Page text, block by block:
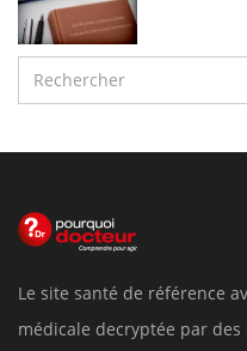
Le site santé de référence
médicale decryptée par